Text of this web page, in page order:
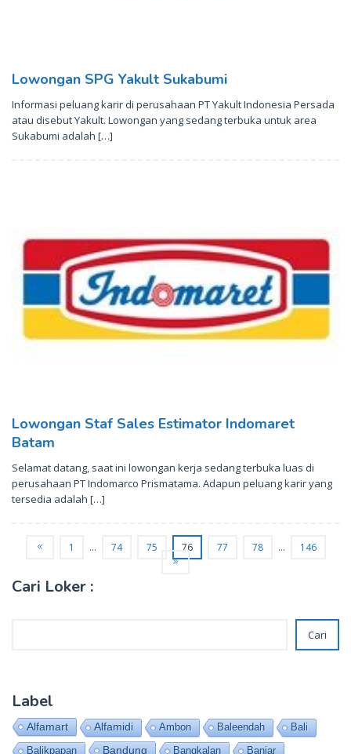
Lowongan SPG Yakult Sukabumi
Informasi peluang karir di perusahaan PT Yakult Indonesia Persada
atau disebut Yakult. Lowongan yang sedang terbuka untuk area
Sukabumi adalah […]
Lowongan Staf Sales Estimator Indomaret
Batam
Selamat datang, saat ini lowongan kerja sedang terbuka luas di
perusahaan PT Indomarco Prismatama. Adapun peluang karir yang
tersedia adalah […]
1 … 74 75 76 77 78 … 146
Cari Loker :
Cari
Label
Alfamart Alfamidi Ambon Baleendah
Bali
Balikpapan
Bandung Bangkalan Banjar